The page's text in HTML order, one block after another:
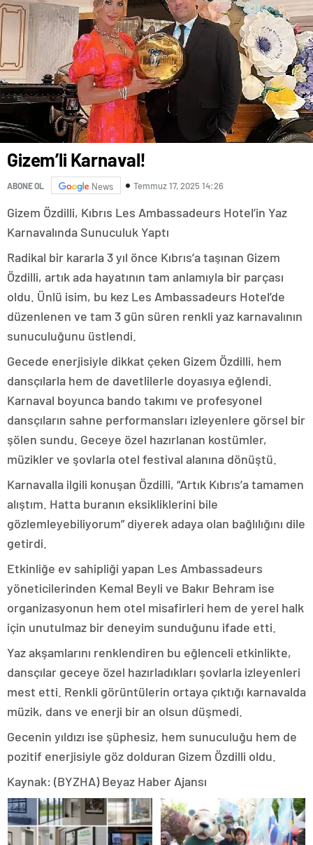
Gizem’li Karnaval!
ABONE OL News Temmuz 17, 2025 14:26
Gizem Özdilli, Kıbrıs Les Ambassadeurs Hotel’in Yaz
Karnavalında Sunuculuk Yaptı
Radikal bir kararla 3 yıl önce Kıbrıs’a taşınan Gizem
Özdilli, artık ada hayatının tam anlamıyla bir parçası
oldu. Ünlü isim, bu kez Les Ambassadeurs Hotel’de
düzenlenen ve tam 3 gün süren renkli yaz karnavalının
sunuculuğunu üstlendi.
Gecede enerjisiyle dikkat çeken Gizem Özdilli, hem
dansçılarla hem de davetlilerle doyasıya eğlendi.
Karnaval boyunca bando takımı ve profesyonel
dansçıların sahne performansları izleyenlere görsel bir
şölen sundu. Geceye özel hazırlanan kostümler,
müzikler ve şovlarla otel festival alanına dönüştü.
Karnavalla ilgili konuşan Özdilli, “Artık Kıbrıs’a tamamen
alıştım. Hatta buranın eksikliklerini bile
gözlemleyebiliyorum” diyerek adaya olan bağlılığını dile
getirdi.
Etkinliğe ev sahipliği yapan Les Ambassadeurs
yöneticilerinden Kemal Beyli ve Bakır Behram ise
organizasyonun hem otel misafirleri hem de yerel halk
için unutulmaz bir deneyim sunduğunu ifade etti.
Yaz akşamlarını renklendiren bu eğlenceli etkinlikte,
dansçılar geceye özel hazırladıkları şovlarla izleyenleri
mest etti. Renkli görüntülerin ortaya çıktığı karnavalda
müzik, dans ve enerji bir an olsun düşmedi.
Gecenin yıldızı ise şüphesiz, hem sunuculuğu hem de
pozitif enerjisiyle göz dolduran Gizem Özdilli oldu.
Kaynak: (BYZHA) Beyaz Haber Ajansı